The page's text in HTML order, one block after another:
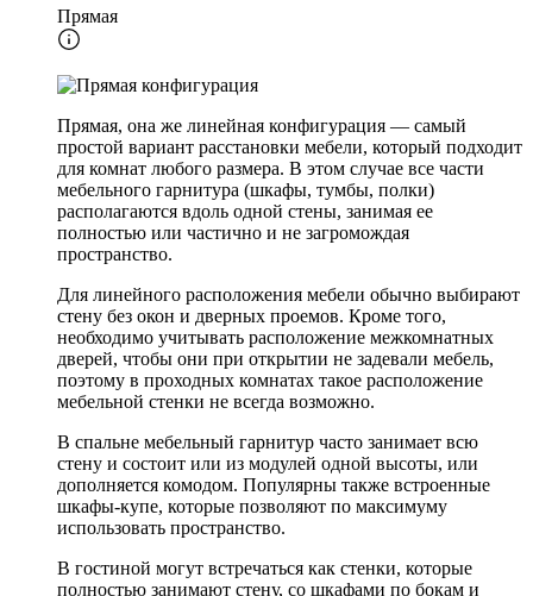
Прямая
Прямая, она же линейная конфигурация — самый
простой вариант расстановки мебели, который подходит
для комнат любого размера. В этом случае все части
мебельного гарнитура (шкафы, тумбы, полки)
располагаются вдоль одной стены, занимая ее
полностью или частично и не загромождая
пространство.
Для линейного расположения мебели обычно выбирают
стену без окон и дверных проемов. Кроме того,
необходимо учитывать расположение межкомнатных
дверей, чтобы они при открытии не задевали мебель,
поэтому в проходных комнатах такое расположение
мебельной стенки не всегда возможно.
В спальне мебельный гарнитур часто занимает всю
стену и состоит или из модулей одной высоты, или
дополняется комодом. Популярны также встроенные
шкафы-купе, которые позволяют по максимуму
использовать пространство.
В гостиной могут встречаться как стенки, которые
полностью занимают стену, со шкафами по бокам и